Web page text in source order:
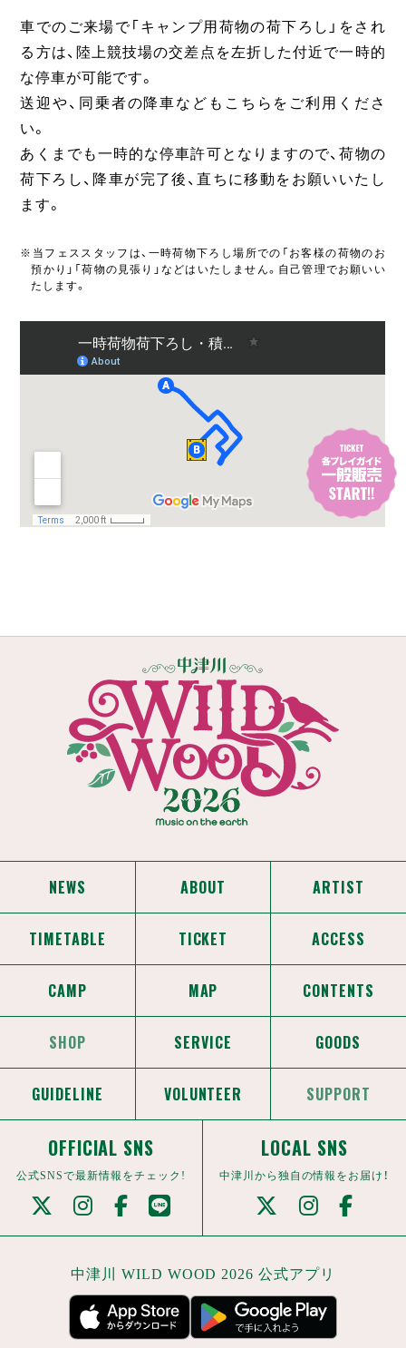
車でのご来場で「キャンプ用荷物の荷下ろし」をされ
る方は、陸上競技場の交差点を左折した付近で一時的
な停車が可能です。
送迎や、同乗者の降車などもこちらをご利用くださ
い。
あくまでも一時的な停車許可となりますので、荷物の
荷下ろし、降車が完了後、直ちに移動をお願いいたし
ます。
※当フェススタッフは、一時荷物下ろし場所での「お客様の荷物のお
預かり」「荷物の見張り」などはいたしません。自己管理でお願いい
たします。
NEWS ABOUT ARTIST
TIMETABLE TICKET ACCESS
CAMP MAP CONTENTS
SHOP SERVICE GOODS
GUIDELINE VOLUNTEER SUPPORT
OFFICIAL SNS
公式SNSで最新情報をチェック!
LOCAL SNS
中津川から独自の情報をお届け！
中津川 WILD WOOD 2026 公式アプリ